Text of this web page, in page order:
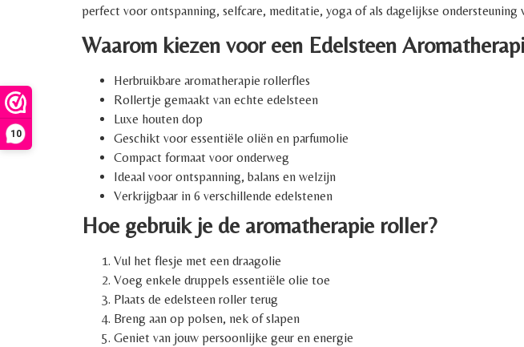
10
perfect voor ontspanning, selfcare, meditatie, yoga of als dagelijkse ondersteuning
Waarom kiezen voor een Edelsteen
Herbruikbare aromatherapie rollerfles
Rollertje gemaakt van echte edelsteen
Luxe houten dop
Geschikt voor essentiële oliën en parfumolie
Compact formaat voor onderweg
Ideaal voor ontspanning, balans en welzijn
Verkrijgbaar in 6 verschillende edelstenen
Hoe gebruik je de aromatherapie roller?
Vul het flesje met een draagolie
Voeg enkele druppels essentiële olie toe
Plaats de edelsteen roller terug
Breng aan op polsen, nek of slapen
Geniet van jouw persoonlijke geur en energie